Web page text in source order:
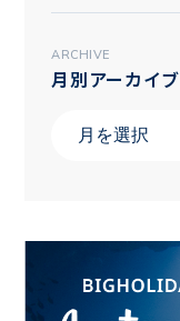
ARCHIVE
月別アーカイブ